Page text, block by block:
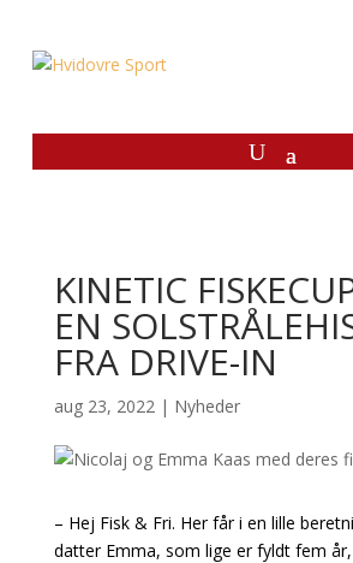
KINETIC
EN
FRA DRIVE-IN
aug 23, 2022| Nyheder
– Hej Fisk & Fri. Her får i en lille
datter Emma, som lige er fyldt fem